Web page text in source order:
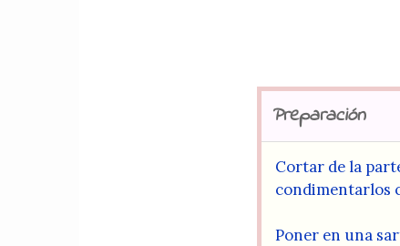
Preparación
Cortar de la
condimentarlos
Poner en una